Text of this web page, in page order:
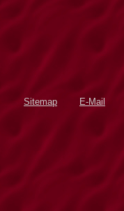
Sitemap E-Mail